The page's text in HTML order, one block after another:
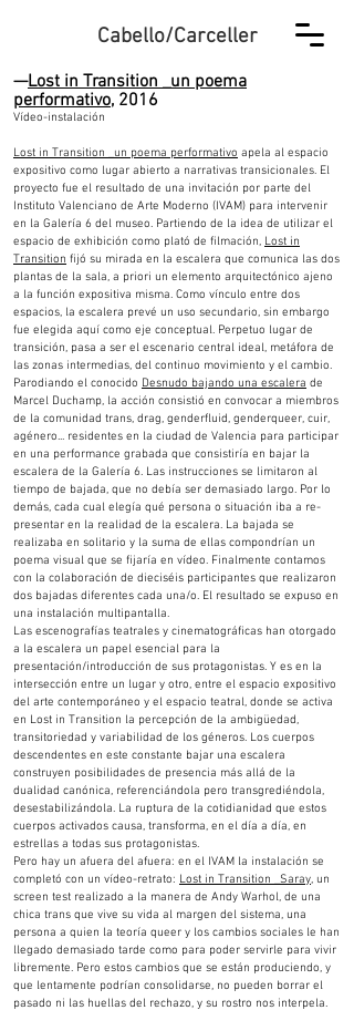
Cabello/Carceller
—Lost in Transition _un poema
performativo, 2016
Vídeo-instalación
Lost in Transition _un poema performativo apela al espacio
expositivo como lugar abierto a narrativas transicionales. El
proyecto fue el resultado de una invitación por parte del
Instituto Valenciano de Arte Moderno (IVAM) para intervenir
en la Galería 6 del museo. Partiendo de la idea de utilizar el
espacio de exhibición como plató de filmación, Lost in
Transition fijó su mirada en la escalera que comunica las dos
plantas de la sala, a priori un elemento arquitectónico ajeno
a la función expositiva misma. Como vínculo entre dos
espacios, la escalera prevé un uso secundario, sin embargo
fue elegida aquí como eje conceptual. Perpetuo lugar de
transición, pasa a ser el escenario central ideal, metáfora de
las zonas intermedias, del continuo movimiento y el cambio.
Parodiando el conocido Desnudo bajando una escalera de
Marcel Duchamp, la acción consistió en convocar a miembros
de la comunidad trans, drag, genderfluid, genderqueer, cuir,
agénero... residentes en la ciudad de Valencia para participar
en una performance grabada que consistiría en bajar la
escalera de la Galería 6. Las instrucciones se limitaron al
tiempo de bajada, que no debía ser demasiado largo. Por lo
demás, cada cual elegía qué persona o situación iba a re-
presentar en la realidad de la escalera. La bajada se
realizaba en solitario y la suma de ellas compondrían un
poema visual que se fijaría en vídeo. Finalmente contamos
con la colaboración de dieciséis participantes que realizaron
dos bajadas diferentes cada una/o. El resultado se expuso en
una instalación multipantalla.
Las escenografías teatrales y cinematográficas han otorgado
a la escalera un papel esencial para la
presentación/introducción de sus protagonistas. Y es en la
intersección entre un lugar y otro, entre el espacio expositivo
del arte contemporáneo y el espacio teatral, donde se activa
en Lost in Transition la percepción de la ambigüedad,
transitoriedad y variabilidad de los géneros. Los cuerpos
descendentes en este constante bajar una escalera
construyen posibilidades de presencia más allá de la
dualidad canónica, referenciándola pero transgrediéndola,
desestabilizándola. La ruptura de la cotidianidad que estos
cuerpos activados causa, transforma, en el día a día, en
estrellas a todas sus protagonistas.
Pero hay un afuera del afuera: en el IVAM la instalación se
completó con un vídeo-retrato: Lost in Transition _Saray, un
screen test realizado a la manera de Andy Warhol, de una
chica trans que vive su vida al margen del sistema, una
persona a quien la teoría queer y los cambios sociales le han
llegado demasiado tarde como para poder servirle para vivir
libremente. Pero estos cambios que se están produciendo, y
que lentamente podrían consolidarse, no pueden borrar el
pasado ni las huellas del rechazo, y su rostro nos interpela.